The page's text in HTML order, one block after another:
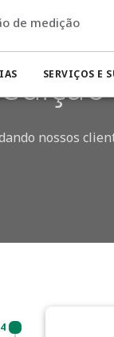
de medição
SERVIÇOS E
nossos